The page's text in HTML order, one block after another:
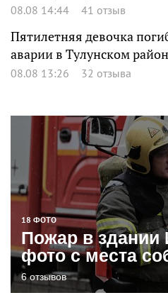
08.08 14:44 41 отзыв
Пятилетняя девочка
аварии в Тулунском
08.08 13:26 32 отзыва
18 ФОТО
Пожар в здании
фото с места
6 отзывов